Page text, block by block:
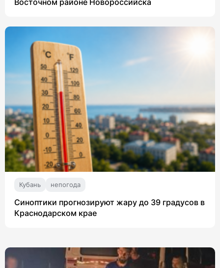
Восточном районе Новороссийска
Кубань непогода
Синоптики прогнозируют жару до 39 градусов в
Краснодарском крае